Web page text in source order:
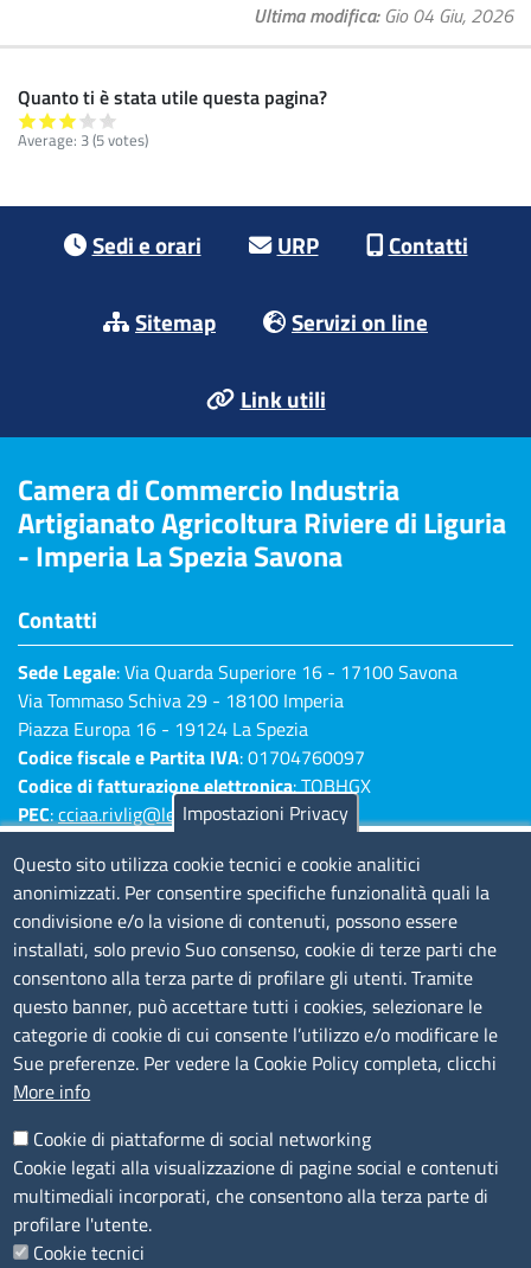
Ultima modifica Gio 04 Giu, 2026
Quanto ti è stata utile questa pagina?
Average: 3(5 votes)
Sedi e orari URP Contatti
Sitemap Servizi on line
Link utili
Camera di Commercio Industria
Artigianato Agricoltura Riviere di Liguria
- Imperia La Spezia Savona
Contatti
Sede Legale: Via Quarda Superiore 16 - 17100 Savona
Via Tommaso Schiva 29 - 18100 Imperia
Piazza Europa 16 - 19124 La Spezia
Codice fiscale e Partita IVA: 01704760097
Codice di fatturazione elettronica: TQBHGX
PEC:cciaa.rivlig@legalmail.it
Imperia 0183 7931 - La Spezia 0187 7281
Amministrazione Trasparente
Consulta tutte le sezioni
Bilanci
Bandi di concorso
Procedimenti
Provvedimenti
Sito web
Note legali
Privacy policy
Impostazioni Privacy
Questo sito utilizza cookie tecnici e cookie analitici
anonimizzati. Per consentire specifiche funzionalità quali la
condivisione e/o la visione di contenuti, possono essere
installati, solo previo Suo consenso, cookie di terze parti che
consentono alla terza parte di profilare gli utenti. Tramite
questo banner, può accettare tutti i cookies, selezionare le
categorie di cookie di cui consente l’utilizzo e/o modificare le
Sue preferenze. Per vedere la Cookie Policy completa, clicchi
More info
Cookie di piattaforme di social networking
Cookie legati alla visualizzazione di pagine social e contenuti
multimediali incorporati, che consentono alla terza parte di
profilare l'utente.
Cookie tecnici